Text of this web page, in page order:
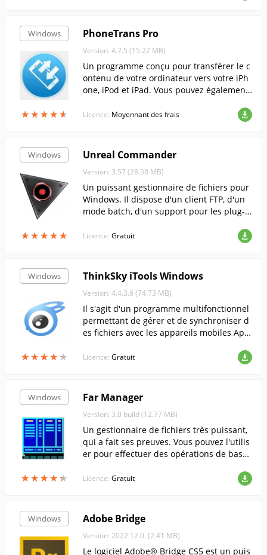
Windows
★★★★★
★★★★★
PhoneTrans Pro
Version: 4.7.5 (15.22 MB)
Un programme conçu pour transférer le c
ontenu de votre ordinateur vers votre iPh
one, iPod et iPad. Vous pouvez également
tre bibliothèque iTunes.
Licence: Moyennant des frais
Windows
★★★★★
★★★★★
Unreal Commander
Version: 3.57 (28.58 MB)
Un puissant gestionnaire de fichiers pour
Windows. Il dispose d'un client FTP, d'un
mode batch, d'un support pour les plug-i
Licence: Gratuit
Windows
★★★★★
★★★★★
ThinkSky iTools Windows
Version: 4.4.3.6 (74.73 MB)
Il s'agit d'un programme multifonctionnel
permettant de gérer et de synchroniser d
es fichiers avec les appareils mobiles Appl
Licence: Gratuit
Windows
★★★★★
★★★★★
Far Manager
Version: 3.0 build (12.77 MB)
Un gestionnaire de fichiers très puissant,
qui a fait ses preuves. Vous pouvez l'utilis
er pour effectuer des opérations de base
situés sur un serveur FTP distant, et bien
Licence: Gratuit
Windows Adobe Bridge
Version: 2022 12.0. (2.41 MB)
Le logiciel Adobe® Bridge CS5 est un puis